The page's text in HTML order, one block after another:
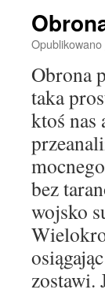
Opublikowano
Obrona
taka
ktoś nas
bez
wojsko
zostawi.